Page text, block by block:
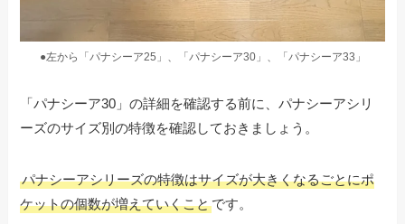
●左から「パナシーア25」、「パナシーア30」、「パナシーア33」
「パナシーア30」の詳細を確認する前に、パナシーアシリ
ーズのサイズ別の特徴を確認しておきましょう。
パナシーアシリーズの特徴はサイズが大きくなるごとにポ
ケットの個数が増えていくことです。